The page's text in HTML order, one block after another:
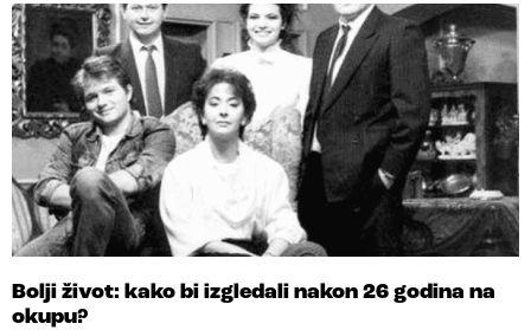
Bolji život: kako bi izgledali nakon 26 godina na
okupu?